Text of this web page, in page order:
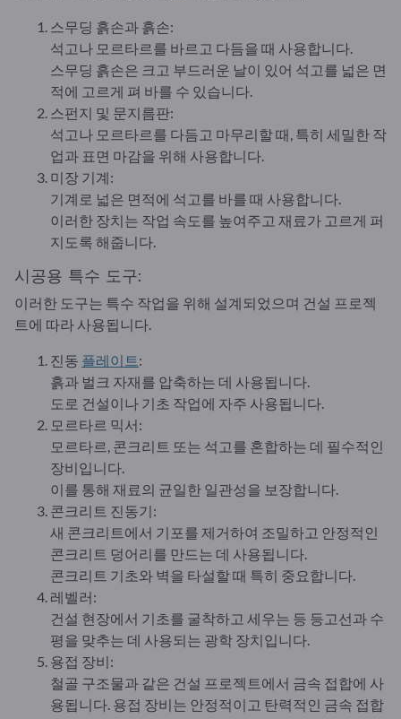
스무딩 흙손과 흙손:
석고나 모르타르를 바르고 다듬을 때 사용합니다.
스무딩 흙손은 크고 부드러운 날이 있어 석고를 넓은 면
적에 고르게 펴 바를 수 있습니다.
스펀지 및 문지름판:
석고나 모르타르를 다듬고 마무리할 때, 특히 세밀한 작
업과 표면 마감을 위해 사용합니다.
미장 기계:
기계로 넓은 면적에 석고를 바를 때 사용합니다.
이러한 장치는 작업 속도를 높여주고 재료가 고르게 퍼
지도록 해줍니다.
시공용 특수 도구:
이러한 도구는 특수 작업을 위해 설계되었으며 건설 프로젝
트에 따라 사용됩니다.
진동 플레이트 :
흙과 벌크 자재를 압축하는 데 사용됩니다.
도로 건설이나 기초 작업에 자주 사용됩니다.
모르타르 믹서:
모르타르, 콘크리트 또는 석고를 혼합하는 데 필수적인
장비입니다.
이를 통해 재료의 균일한 일관성을 보장합니다.
콘크리트 진동기:
새 콘크리트에서 기포를 제거하여 조밀하고 안정적인
콘크리트 덩어리를 만드는 데 사용됩니다.
콘크리트 기초와 벽을 타설할 때 특히 중요합니다.
레벨러:
건설 현장에서 기초를 굴착하고 세우는 등 등고선과 수
평을 맞추는 데 사용되는 광학 장치입니다.
용접 장비:
철골 구조물과 같은 건설 프로젝트에서 금속 접합에 사
용됩니다. 용접 장비는 안정적이고 탄력적인 금속 접합